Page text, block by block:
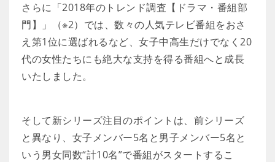
さらに「2018年のトレンド調査【ドラマ・番組部
門】」（※2）では、数々の人気テレビ番組をおさ
え第1位に選ばれるなど、女子中高生だけでなく20
代の女性たちにも絶大な支持を得る番組へと成長
いたしました。
そして新シリーズ注目のポイントは、前シリーズ
と異なり、女子メンバー5名と男子メンバー5名と
いう男女同数“計10名”で番組がスタートするこ